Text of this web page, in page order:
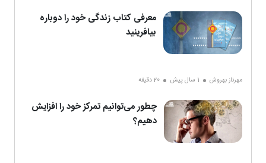
معرفی کتاب زندگی خود را دوباره
بیافرینید
مهرناز بهروش 1 سال پیش 20 دقیقه
چطور می‌توانیم تمرکز خود را افزایش
دهیم؟